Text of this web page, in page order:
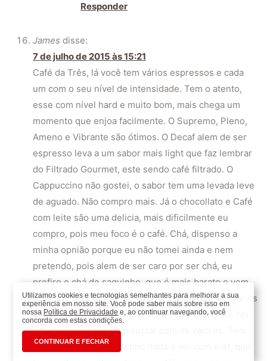
Utilizamos cookies e tecnologias semelhantes para melhorar a sua
experiência em nosso site. Você pode saber mais sobre isso em
nossa Política de Privacidade e, ao continuar navegando, você
concorda com estas condições.
CONTINUAR E FECHAR
Responder
James disse:
7 de julho de 2015 às 15:21
Café da Três, lá você tem vários espressos e cada
um com o seu nível de intensidade. Tem o atento,
esse com nível hard e muito bom, mais chega um
momento que enjoa facilmente. O Supremo, Pleno,
Ameno e Vibrante são ótimos. O Decaf alem de ser
espresso leva a um sabor mais light que faz lembrar
do Filtrado Gourmet, este sendo café filtrado. O
Cappuccino não gostei, o sabor tem uma levada leve
de aguado. Não compro mais. Já o chocollato e Café
com leite são uma delicia, mais dificilmente eu
compro, pois meu foco é o café. Chá, dispenso a
minha opnião porque eu não tomei ainda e nem
pretendo, pois alem de ser caro por ser chá, eu
prefiro o chá de saquinho, que é mais barato e vem
mais. Já os acessórios, você pode comprar em vários
sites na internet, só digitar no Google que acha. No
site da 3 você vai se assustar com os valores. Tem
um site elo7 (eu não tenho nada a ver com ele), que